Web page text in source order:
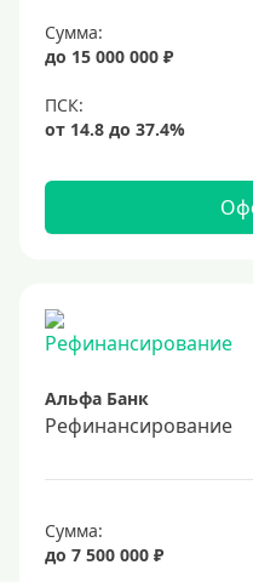
20%
Сумма
1000000 руб
1200000 руб
1300000 руб
1500000 руб
1600000 руб
2 миллиона
Сумма:
до 15 000 000 ₽
Альфа Банк
Рефинансирование
Сумма:
до 7 500 000 ₽